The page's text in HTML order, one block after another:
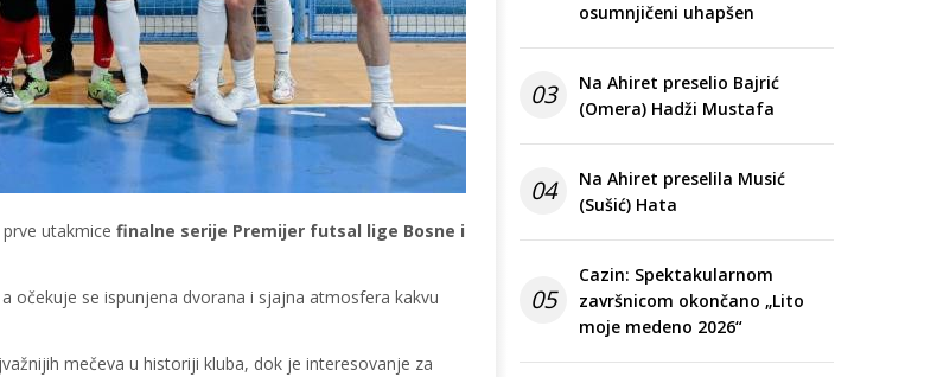
utakmice finalne serije Premijer futsal lige Bosne i
očekuje se ispunjena dvorana i sjajna atmosfera kakvu
mečeva u historiji kluba, dok je interesovanje za
osumnjičeni uhapšen
03
Na Ahiret preselio Bajrić
(Omera) Hadži Mustafa
04
Na Ahiret preselila Musić
(Sušić) Hata
05
Cazin: Spektakularnom
završnicom okončano „Lito
moje medeno 2026“